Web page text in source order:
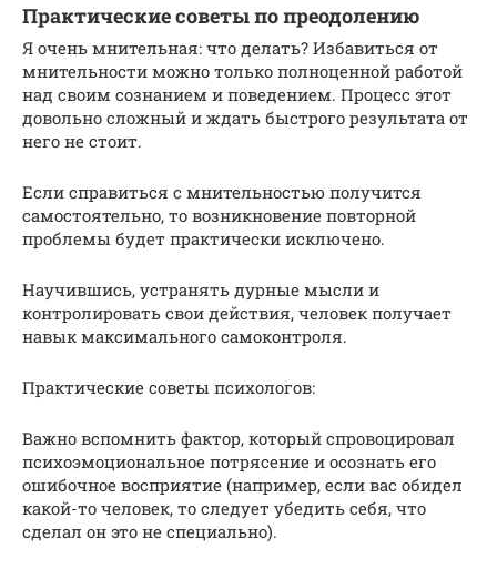
Практические советы по преодолению
Я очень мнительная: что делать? Избавиться от
мнительности можно только полноценной работой
над своим сознанием и поведением. Процесс этот
довольно сложный и ждать быстрого результата от
него не стоит.
Если справиться с мнительностью получится
самостоятельно, то возникновение повторной
проблемы будет практически исключено.
Научившись, устранять дурные мысли и
контролировать свои действия, человек получает
навык максимального самоконтроля.
Практические советы психологов:
Важно вспомнить фактор, который спровоцировал
психоэмоциональное потрясение и осознать его
ошибочное восприятие (например, если вас обидел
какой-то человек, то следует убедить себя, что
сделал он это не специально).